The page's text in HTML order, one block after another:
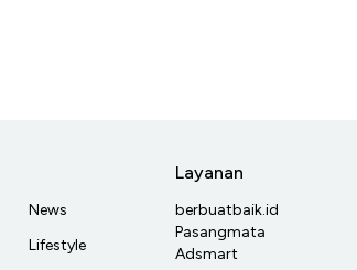
News
Lifestyle
Layanan
berbuatbaik.id
Pasangmata
Adsmart